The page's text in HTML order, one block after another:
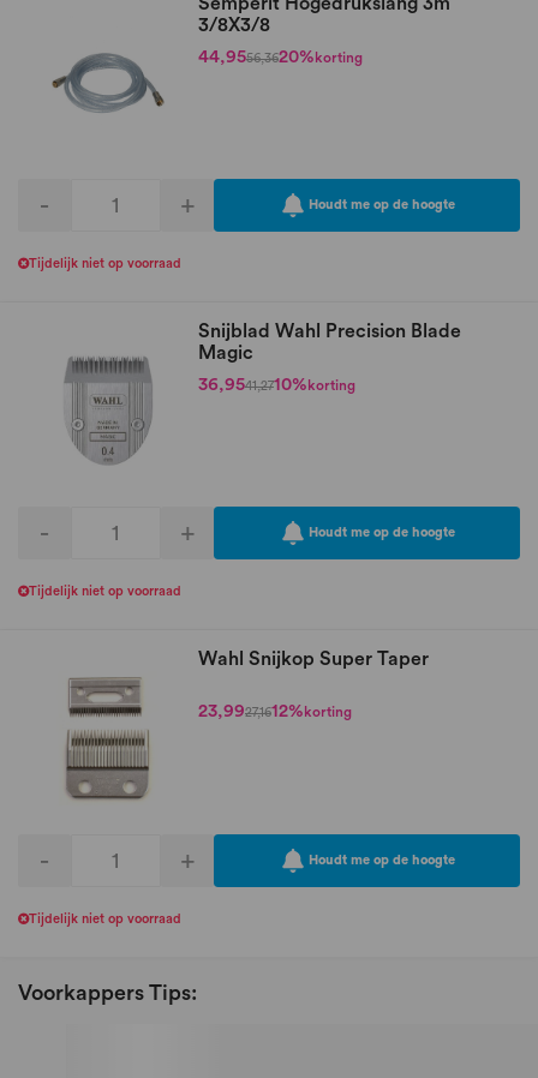
3/8X3/8
44,9556,3620% korting
- + Houdt me op de hoogte
Tijdelijk niet op voorraad
Snijblad Wahl Precision Blade
Magic
36,9541,2710% korting
- + Houdt me op de hoogte
Tijdelijk niet op voorraad
Wahl Snijkop Super Taper
23,9927,1612% korting
- + Houdt me op de hoogte
Tijdelijk niet op voorraad
Voorkappers Tips: